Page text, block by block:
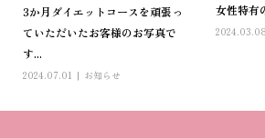
3か月ダイエットコースを頑張っ
ていただいたお客様のお写真で
す...
2024.07.01 お知らせ
女性特有
2024.03.08